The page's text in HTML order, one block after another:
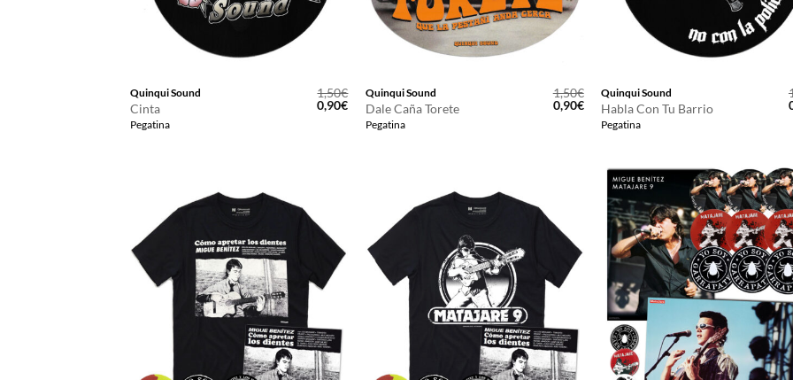
Quinqui Sound
Cinta
Pegatina
1,50€
El
precio
0,90€El
precio
actual
Quinqui Sound
Dale Caña Torete
Pegatina
1,50€
El
precio
0,90€El
precio
actual
Quinqui Sound
Habla Con Tu Barrio
Pegatina